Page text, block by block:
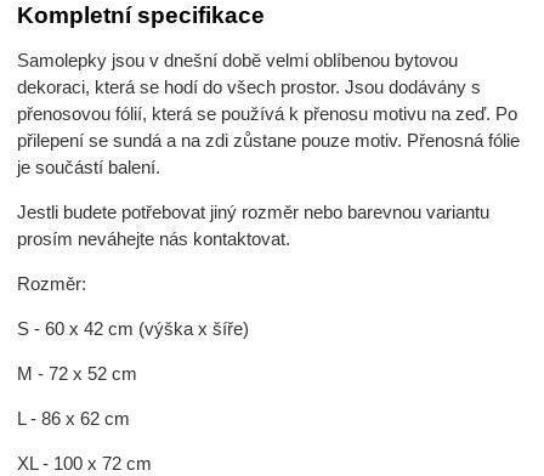
Kompletní specifikace
Samolepky jsou v dnešní době velmi oblíbenou bytovou
dekoraci, která se hodí do všech prostor. Jsou dodávány s
přenosovou fólií, která se používá k přenosu motivu na zeď. Po
přilepení se sundá a na zdi zůstane pouze motiv. Přenosná fólie
je součástí balení.
Jestli budete potřebovat jiný rozměr nebo barevnou variantu
prosím neváhejte nás kontaktovat.
Rozměr:
S - 60 x 42 cm (výška x šíře)
M - 72 x 52 cm
L - 86 x 62 cm
XL - 100 x 72 cm